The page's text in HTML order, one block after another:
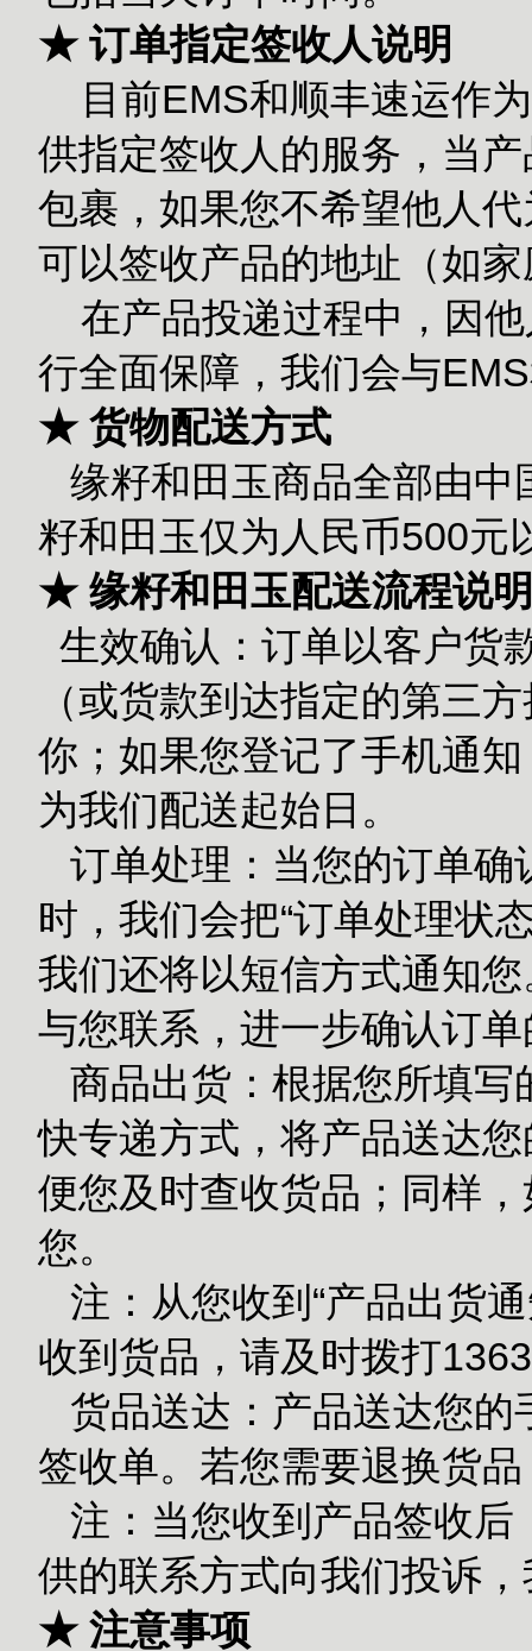
★ 订单指定签收人说明
目前EMS和顺丰速运作
供指定签收人的服务，当
包裹，如果您不希望他人
可以签收产品的地址（如
在产品投递过程中，因他
行全面保障，我们会与
★ 货物配送方式
缘籽和田玉商品全部由中
籽和田玉仅为人民币500元
★ 缘籽和田玉配送流程说明
生效确认：订单以客户货
（或货款到达指定的第三
你；如果您登记了手机通
为我们配送起始日。
订单处理：当您的订单确
时，我们会把“订单处理状
我们还将以短信方式通知
与您联系，进一步确认订
商品出货：根据您所填写
快专递方式，将产品送达
便您及时查收货品；同样
您。
注：从您收到“产品出货
收到货品，请及时拨打
货品送达：产品送达您的
签收单。若您需要退换货
注：当您收到产品签收后
供的联系方式向我们投诉
★ 注意事项